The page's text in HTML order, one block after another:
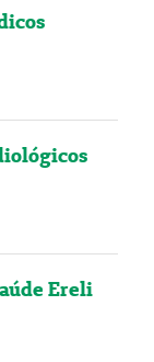
Ereli